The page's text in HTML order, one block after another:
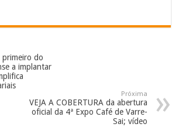
primeiro do
a implantar
Próxima
VEJA A COBERTURA da abertura
oficial da 4ª Expo Café de Varre-
Sai; vídeo